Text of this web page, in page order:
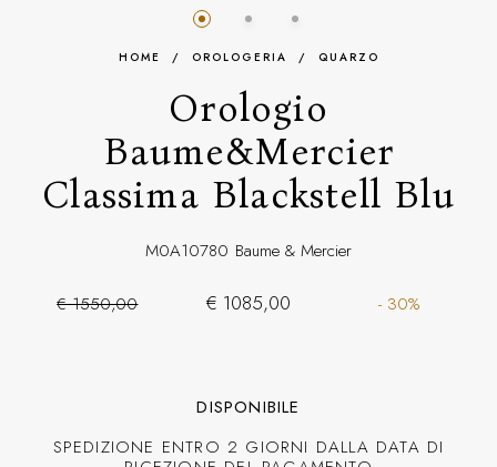
HOME / OROLOGERIA / QUARZO
Orologio
Baume&Mercier
Classima Blackstell Blu
M0A10780 Baume & Mercier
€ 1550,00 € 1085,00 - 30%
DISPONIBILE
SPEDIZIONE ENTRO 2 GIORNI DALLA DATA DI